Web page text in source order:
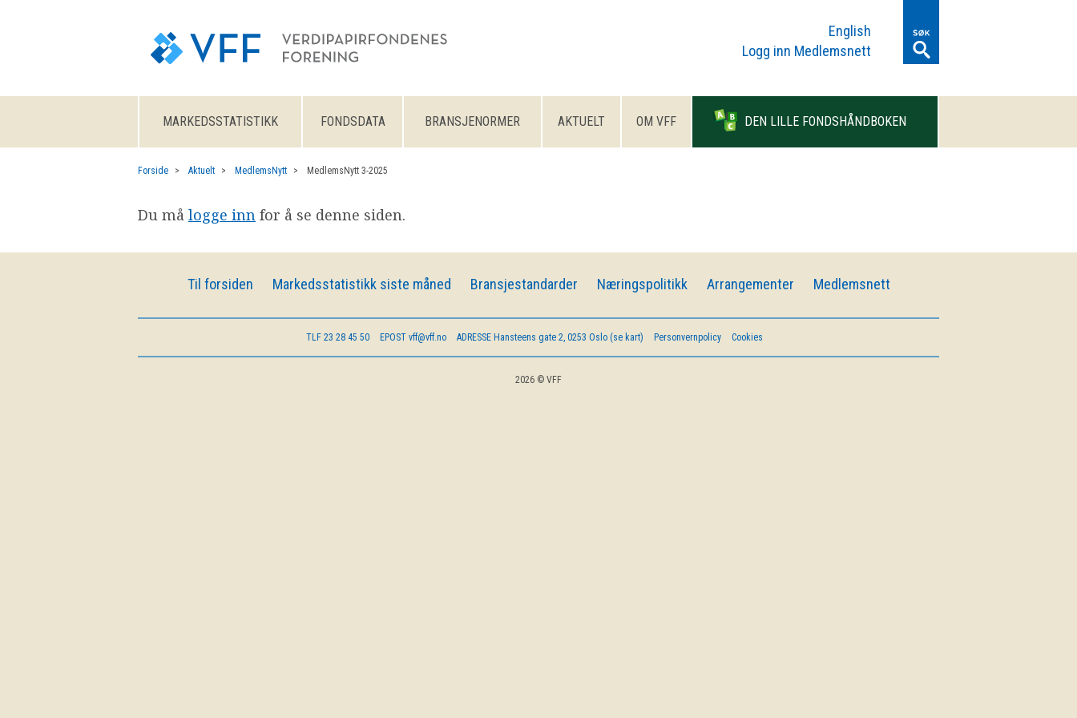
English
Logg inn Medlemsnett
MARKEDSSTATISTIKK FONDSDATA BRANSJENORMER AKTUELT OM VFF DEN LILLE FONDSHÅNDBOKEN
Forside Aktuelt MedlemsNytt MedlemsNytt 3-2025
Du må logge inn for å se denne siden.
Til forsiden Markedsstatistikk siste måned Bransjestandarder Næringspolitikk Arrangementer Medlemsnett
TLF 23 28 45 50 EPOST vff@vff.no ADRESSE Hansteens gate 2, 0253 Oslo (se kart) Personvernpolicy Cookies
2026 © VFF